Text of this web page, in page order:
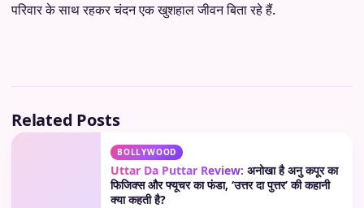
परिवार के साथ रहकर चंदन एक खुशहाल जीवन बिता रहे हैं.
Related Posts
BOLLYWOOD
Uttar Da Puttar Review: अनोखा है अनु कपूर का
फिजिक्स और फ्यूचर का फंडा, ‘उत्तर दा पुत्तर’ की कहानी
क्या कहती है?